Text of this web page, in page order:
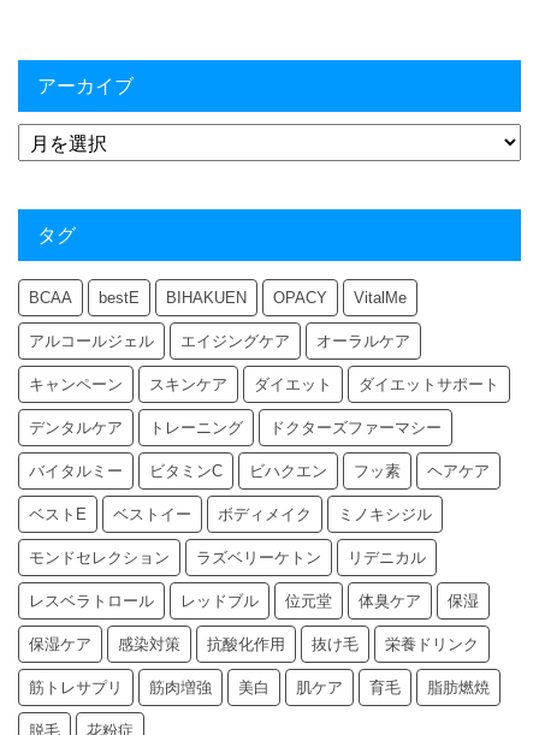
アーカイブ
タグ
BCAA bestE BIHAKUEN OPACY VitalMe
アルコールジェル エイジングケア オーラルケア
キャンペーン スキンケア ダイエット ダイエットサポート
デンタルケア トレーニング ドクターズファーマシー
バイタルミー ビタミンC ビハクエン フッ素 ヘアケア
ベストE ベストイー ボディメイク ミノキシジル
モンドセレクション ラズベリーケトン リデニカル
レスベラトロール レッドブル 位元堂 体臭ケア 保湿
保湿ケア 感染対策 抗酸化作用 抜け毛 栄養ドリンク
筋トレサプリ 筋肉増強 美白 肌ケア 育毛 脂肪燃焼
脱毛 花粉症